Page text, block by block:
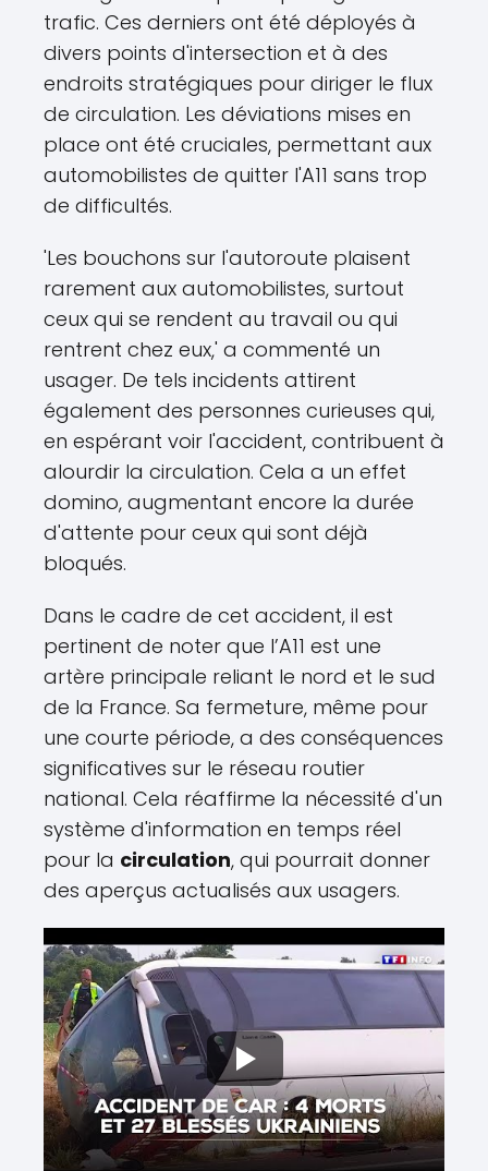
trafic. Ces derniers ont été déployés à
divers points d'intersection et à des
endroits stratégiques pour diriger le flux
de circulation. Les déviations mises en
place ont été cruciales, permettant aux
automobilistes de quitter l'A11 sans trop
de difficultés.
'Les bouchons sur l'autoroute plaisent
rarement aux automobilistes, surtout
ceux qui se rendent au travail ou qui
rentrent chez eux,' a commenté un
usager. De tels incidents attirent
également des personnes curieuses qui,
en espérant voir l'accident, contribuent à
alourdir la circulation. Cela a un effet
domino, augmentant encore la durée
d'attente pour ceux qui sont déjà
bloqués.
Dans le cadre de cet accident, il est
pertinent de noter que l’A11 est une
artère principale reliant le nord et le sud
de la France. Sa fermeture, même pour
une courte période, a des conséquences
significatives sur le réseau routier
national. Cela réaffirme la nécessité d'un
système d'information en temps réel
pour la circulation, qui pourrait donner
des aperçus actualisés aux usagers.